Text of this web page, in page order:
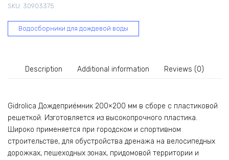
с
решеткой
SKU: 30903375
Водосборники для дождевой воды
Description Additional information Reviews (0)
Gidrolica Дождеприёмник 200×200 мм в сборе с пластиковой
решеткой. Изготовляется из высокопрочного пластика.
Широко применяется при городском и спортивном
строительстве, для обустройства дренажа на велосипедных
дорожках, пешеходных зонах, придомовой территории и